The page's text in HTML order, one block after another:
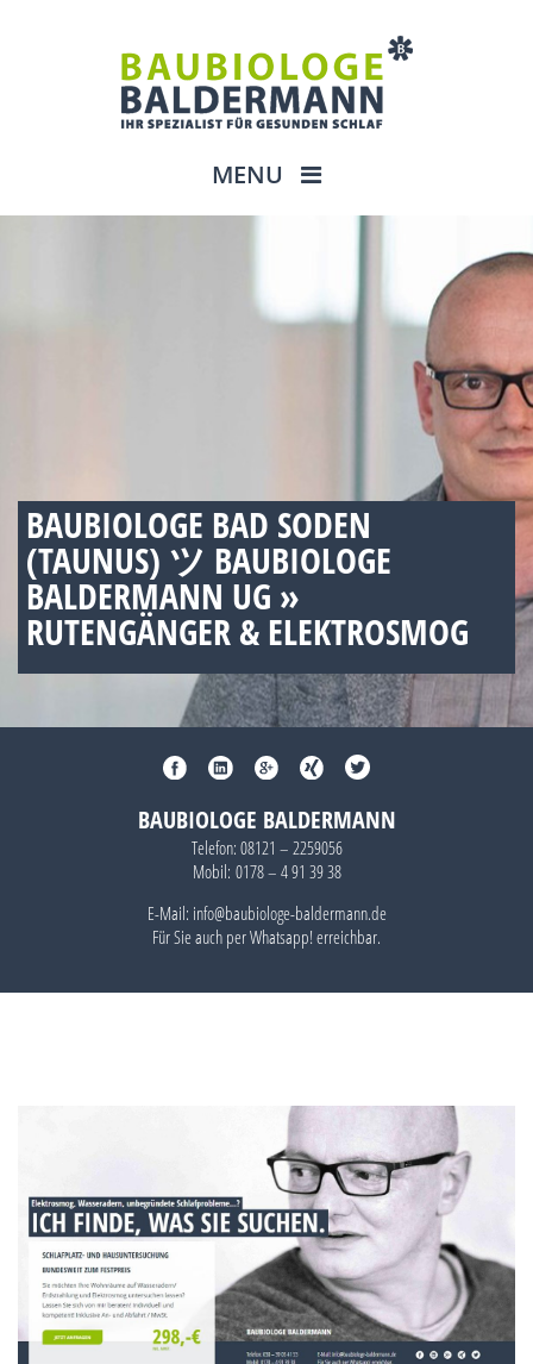
MENU
BAUBIOLOGE BAD SODEN
(TAUNUS) ツ BAUBIOLOGE
BALDERMANN UG »
RUTENGÄNGER & ELEKTROSMOG
BAUBIOLOGE BALDERMANN
Telefon: 08121 – 2259056
Mobil: 0178 – 4 91 39 38
E-Mail: info@baubiologe-baldermann.de
Für Sie auch perWhatsapp!erreichbar.